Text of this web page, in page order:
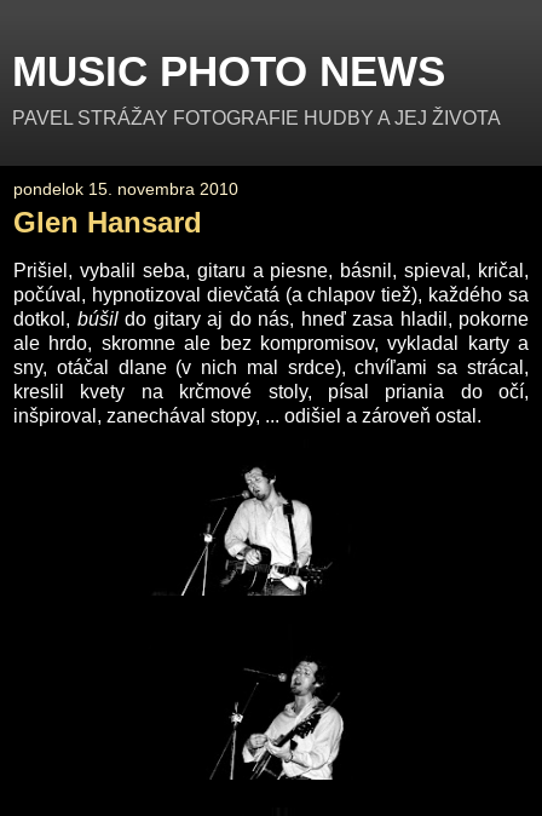
MUSIC PHOTO NEWS
PAVEL STRÁŽAY FOTOGRAFIE HUDBY A JEJ ŽIVOTA
pondelok 15. novembra 2010
Glen Hansard
Prišiel, vybalil seba, gitaru a piesne, básnil, spieval, kričal,
počúval, hypnotizoval dievčatá (a chlapov tiež), každého sa
dotkol, búšil do gitary aj do nás, hneď zasa hladil, pokorne
ale hrdo, skromne ale bez kompromisov, vykladal karty a
sny, otáčal dlane (v nich mal srdce), chvíľami sa strácal,
kreslil kvety na krčmové stoly, písal priania do očí,
inšpiroval, zanechával stopy, ... odišiel a zároveň ostal.